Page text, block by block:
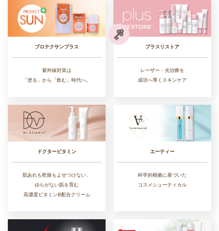
プロテクサンプラス
紫外線対策は
「塗る」から「飲む」時代へ。
プラスリストア
レーザー・光治療を
成功へ導くスキンケア
ドクタービタミン
肌あれも乾燥もよせつけない、
ゆらがない肌を育む
高濃度ビタミンB配合クリーム
エーティー
科学的根拠に基づいた
コスメシューティカル